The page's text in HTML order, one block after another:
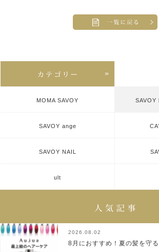
MOMA SAVOY SAVOY
SAVOY ange
SAVOY NAIL
ult
2026.08.02
8月におすすめ！夏の髪を守